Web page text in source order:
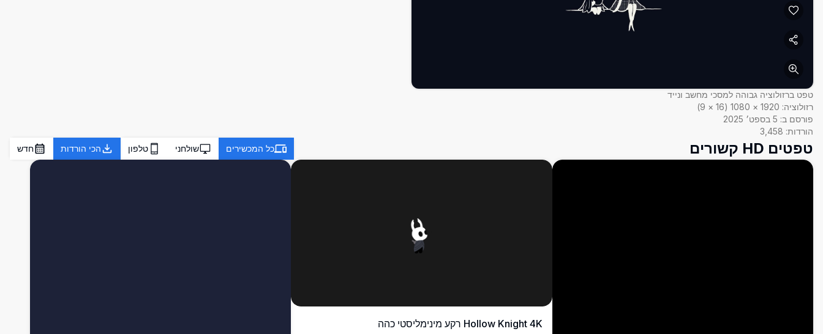
טפט ברזולוציה גבוהה למסכי מחשב ונייד
רזולוציה: 1920
×
1080
(
16
×
9
)
פורסם ב: 5 בספט׳ 2025
הורדות: 3,458
טפטים HD קשורים כל המכשירים שולחני טלפון הכי הורדות חדש
Hollow Knight 4K רקע מינימליסטי כהה